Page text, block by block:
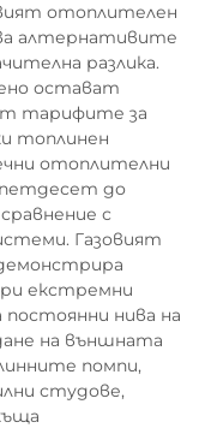
отоплителен
алтернативите
разлика.
остават
тарифите за
топлинен
отоплителни
до
с
Газовият
екстремни
постоянни нива на
на външната
помпи,
студове,